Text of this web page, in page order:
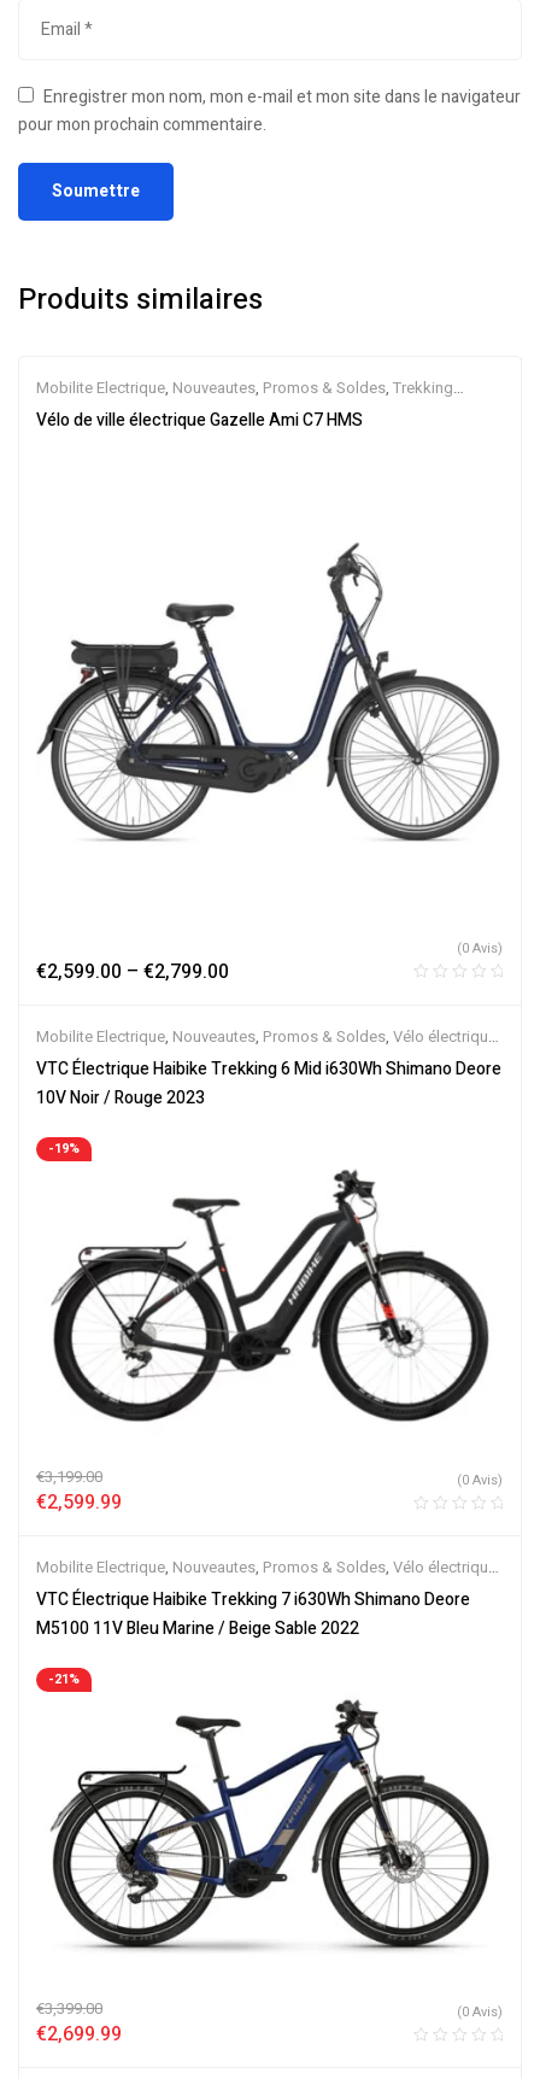
Enregistrer mon nom, mon e-mail et mon site dans le navigateur
pour mon prochain commentaire.
Produits similaires
Mobilite Electrique, Nouveautes, Promos & Soldes, Trekking
électrique,Vélo électrique ville,Velos Electriques
Vélo de ville électrique Gazelle Ami C7 HMS
€2,599.00 – €2,799.00
(0 Avis)
Mobilite Electrique, Nouveautes, Promos & Soldes, Vélo électrique
ville,Velos Electriques,VTC Electrique
VTC Électrique Haibike Trekking 6 Mid i630Wh Shimano Deore
10V Noir / Rouge 2023
-19%
€3,199.00
€2,599.99
(0 Avis)
Mobilite Electrique, Nouveautes, Promos & Soldes, Vélo électrique
ville,Velos Electriques,VTC Electrique
VTC Électrique Haibike Trekking 7 i630Wh Shimano Deore
M5100 11V Bleu Marine / Beige Sable 2022
-21%
€3,399.00
€2,699.99
(0 Avis)